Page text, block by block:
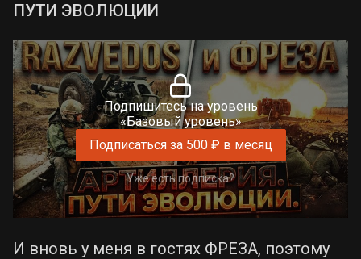
ПУТИ ЭВОЛЮЦИИ
Подпишитесь на уровень
«Базовый уровень»
Подписаться за 500 ₽ в месяц
Уже есть подписка?
И вновь у меня в гостях ФРЕЗА, поэтому